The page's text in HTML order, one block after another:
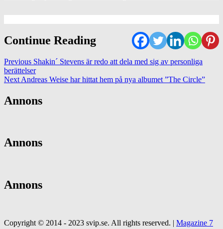
Continue Reading
Previous Shakin´ Stevens är redo att dela med sig av personliga
berättelser
Next Andreas Weise har hittat hem på nya albumet ”The Circle”
Annons
Annons
Annons
Copyright © 2014 - 2023 svip.se. All rights reserved. | Magazine 7